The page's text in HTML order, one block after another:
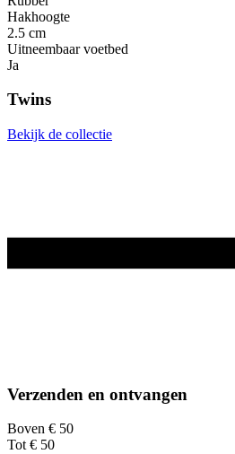
Hakhoogte
2.5 cm
Uitneembaar voetbed
Ja
Twins
Bekijk de collectie
Verzenden en ontvangen
Boven € 50
Tot € 50